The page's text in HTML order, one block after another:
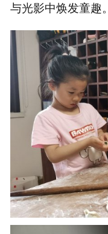
与光影中焕发童趣。